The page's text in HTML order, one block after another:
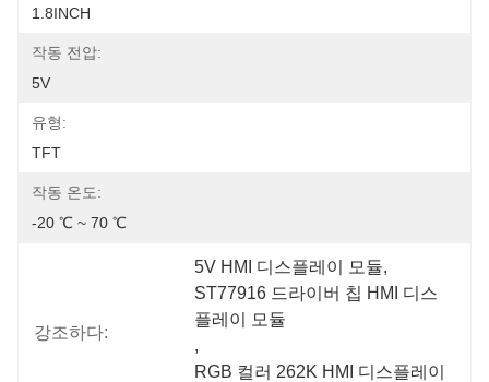
1.8INCH
작동 전압:
5V
유형:
TFT
작동 온도:
-20 ℃ ~ 70 ℃
강조하다:
5V HMI 디스플레이 모듈,
ST77916 드라이버 칩 HMI 디스
플레이 모듈
,
RGB 컬러 262K HMI 디스플레이